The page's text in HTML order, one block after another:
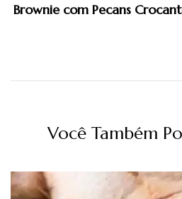
Brownie com Pecans
Você Também